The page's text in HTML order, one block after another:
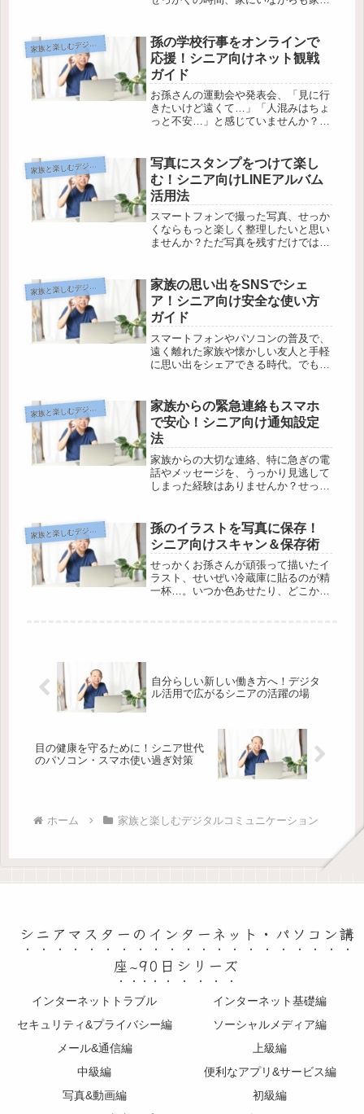
なたにぴったりなのが、ビデオ通話を
使ったバーチャル旅行。難しそうに思
え...
家族と楽しむデジタルコミュニケーション
孫の学校行事をオンラインで
応援！シニア向けネット観戦
ガイド
お孫さんの運動会や発表会、「見に行
きたいけど遠くて…」「人混みはちょ
っと不安…」と感じていませんか？遠
りました。でも、「パソコンやスマホ
は苦手」「何から始めていいかわから
な...
家族と楽しむデジタルコミュニケーション
写真にスタンプをつけて楽し
む！シニア向けLINEアルバム
活用法
スマートフォンで撮った写真、せっか
くならもっと楽しく整理したいと思い
ませんか？ただ写真を残すだけでは、
て、さらにスタンプで自分らしいひと
工夫もできるんです。操作が難しそ
う…...
家族と楽しむデジタルコミュニケーション
家族の思い出をSNSでシェ
ア！シニア向け安全な使い方
ガイド
スマートフォンやパソコンの普及で、
遠く離れた家族や懐かしい友人と手軽
に思い出をシェアできる時代。でも、
にします。そんな不安を感じる方へ、
シニア世代でも安心してSNSデビュ...
家族と楽しむデジタルコミュニケーション
家族からの緊急連絡もスマホ
で安心！シニア向け通知設定
法
家族からの大切な連絡、特に急ぎの電
話やメッセージを、うっかり見逃して
しまった経験はありませんか？せっか
と、不安になってしまいますよね。で
も大丈夫。このページでは、家族の連
絡...
家族と楽しむデジタルコミュニケーション
孫のイラストを写真に保存！
シニア向けスキャン＆保存術
せっかくお孫さんが頑張って描いたイ
ラスト、せいぜい冷蔵庫に貼るのが精
一杯…。いつか色あせたり、どこかに
自分らしい新しい働き方へ！デジタ
ル活用で広がるシニアの活躍の場
目の健康を守るために！シニア世代
のパソコン・スマホ使い過ぎ対策
ホーム 家族と楽しむデジタルコミュニケーション
シニアマスターのインターネット・パソコン講
座~90日シリーズ
インターネットトラブル
インターネット基礎編
セキュリティ&プライバシー編
ソーシャルメディア編
メール&通信編
上級編
中級編
便利なアプリ&サービス編
写真&動画編
初級編